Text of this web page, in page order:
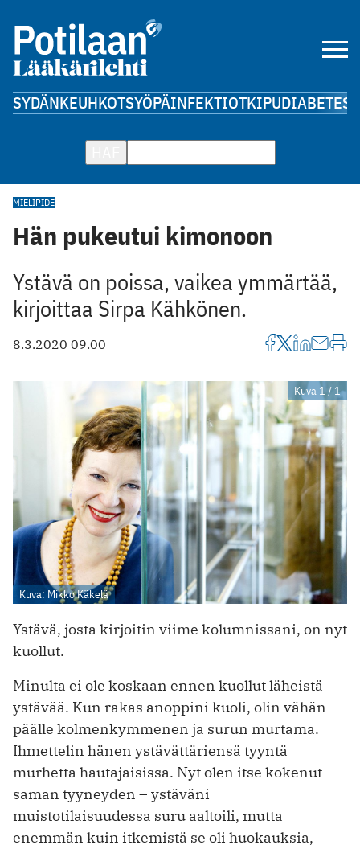
SYDÄNKEUHKOTSYÖPÄINFEKTIOTKIPUDIABETES
MIELIPIDE
Hän pukeutui kimonoon
Ystävä on poissa, vaikea ymmärtää,
kirjoittaa Sirpa Kähkönen.
8.3.2020 09.00
Kuva 1 / 1
Kuva: Mikko Käkelä
Ystävä, josta kirjoitin viime kolumnissani, on nyt
kuollut.
Minulta ei ole koskaan ennen kuollut läheistä
ystävää. Kun rakas anoppini kuoli, olin vähän
päälle kolmenkymmenen ja surun murtama.
Ihmettelin hänen ystävättäriensä tyyntä
murhetta hautajaisissa. Nyt olen itse kokenut
saman tyyneyden – ystäväni
muistotilaisuudessa suru aaltoili, mutta
enemmän kuin itkemistä se oli huokauksia,